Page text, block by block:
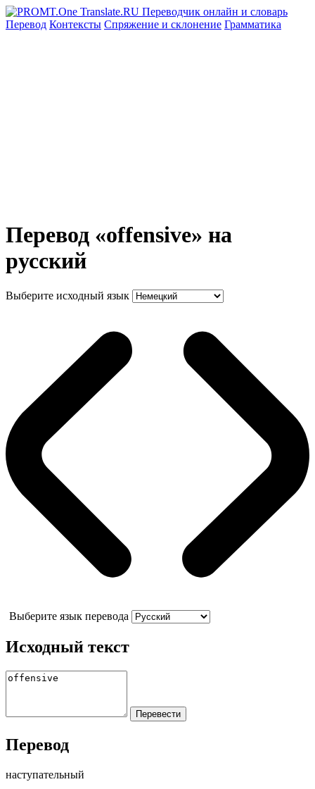
Перевод Контексты Спряжение и склонение Грамматика
Перевод «offensive» на
русский
Выберите исходный язык
Выберите язык перевода
Исходный текст
Перевод
наступательный